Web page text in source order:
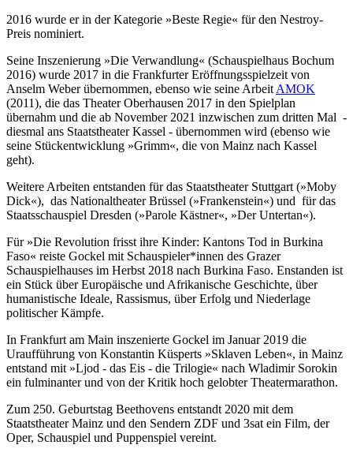
2016 wurde er in der Kategorie »Beste Regie« für den Nestroy-
Preis nominiert.
Seine Inszenierung »Die Verwandlung« (Schauspielhaus Bochum
2016) wurde 2017 in die Frankfurter Eröffnungsspielzeit von
Anselm Weber übernommen, ebenso wie seine Arbeit AMOK
(2011), die das Theater Oberhausen 2017 in den Spielplan
übernahm und die ab November 2021 inzwischen zum dritten Mal -
diesmal ans Staatstheater Kassel - übernommen wird (ebenso wie
seine Stückentwicklung »Grimm«, die von Mainz nach Kassel
geht).
Weitere Arbeiten entstanden für das Staatstheater Stuttgart (»Moby
Dick«), das Nationaltheater Brüssel (»Frankenstein«) und für das
Staatsschauspiel Dresden (»Parole Kästner«, »Der Untertan«).
Für »Die Revolution frisst ihre Kinder: Kantons Tod in Burkina
Faso« reiste Gockel mit Schauspieler*innen des Grazer
Schauspielhauses im Herbst 2018 nach Burkina Faso. Enstanden ist
ein Stück über Europäische und Afrikanische Geschichte, über
humanistische Ideale, Rassismus, über Erfolg und Niederlage
politischer Kämpfe.
In Frankfurt am Main inszenierte Gockel im Januar 2019 die
Uraufführung von Konstantin Küsperts »Sklaven Leben«, in Mainz
entstand mit »Ljod - das Eis - die Trilogie« nach Wladimir Sorokin
ein fulminanter und von der Kritik hoch gelobter Theatermarathon.
Zum 250. Geburtstag Beethovens entstandt 2020 mit dem
Staatstheater Mainz und den Sendern ZDF und 3sat ein Film, der
Oper, Schauspiel und Puppenspiel vereint.